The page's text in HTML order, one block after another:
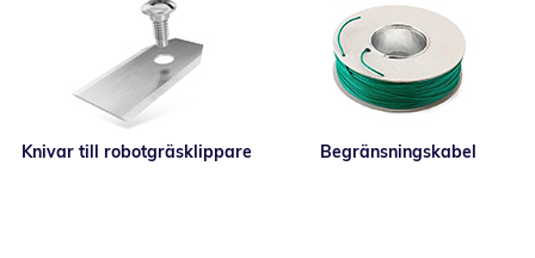
Knivar till robotgräsklippare Begränsningskabel